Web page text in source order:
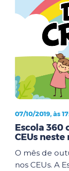
07/10/2019, às
Escola 360
CEUs
O mês de
nos CEUs. A